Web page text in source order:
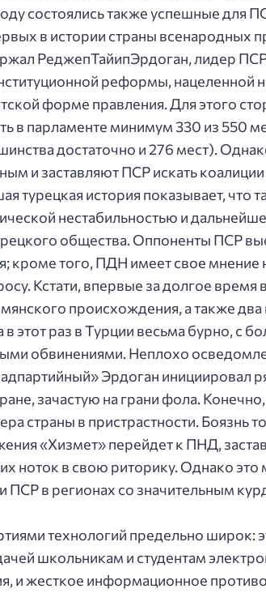
состоялись также успешные для
в истории страны всенародных
РеджепТайипЭрдоган, лидер
реформы, нацеленной
форме правления. Для этого
в парламенте минимум 330 из 550
достаточно и 276 мест).
и заставляют ПСР искать коалиции
история показывает, что
нестабильностью и
общества. Оппоненты ПСР
кроме того, ПДН имеет свое мнение
Кстати, впервые за долгое время
происхождения, а также
этот раз в Турции весьма бурно, с
обвинениями. Неплохо
Эрдоган инициировал
зачастую на грани фола.
страны в пристрастности. Боязнь
«Хизмет» перейдет к ПНД,
ноток в свою риторику. Однако это
ПСР в регионах со значительным
технологий предельно широк:
школьникам и студентам
и жесткое информационное